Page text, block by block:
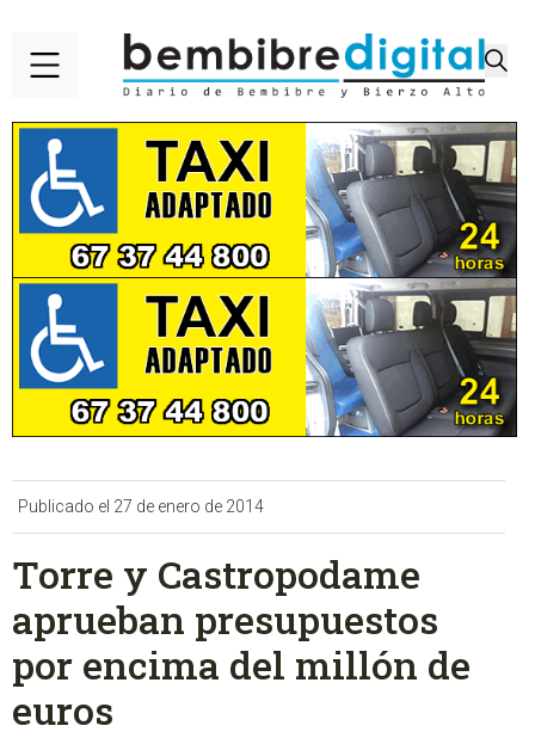
Publicado el 27 de enero de 2014
Torre y Castropodame
aprueban presupuestos
por encima del millón de
euros